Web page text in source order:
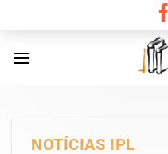
content
NOTÍCIAS IPL